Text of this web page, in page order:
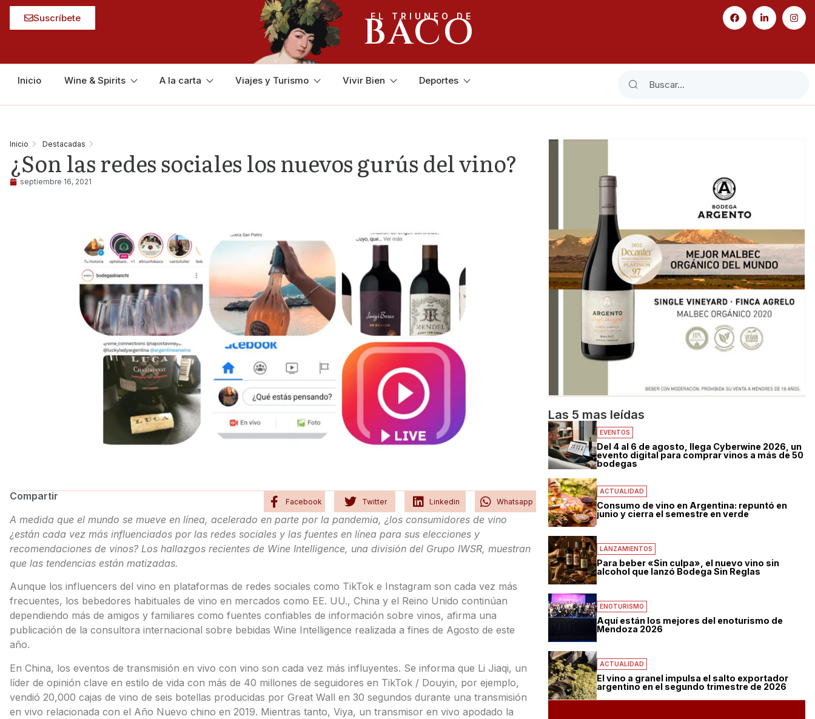
Suscríbete EL TRIUNFO DE
BACO
Inicio Wine & Spirits A la carta Viajes y Turismo Vivir Bien Deportes
Inicio Destacadas
¿Son las redes sociales los nuevos gurús del vino?
septiembre 16, 2021
Compartir Facebook Twitter Linkedin Whatsapp
A medida que el mundo se mueve en línea, acelerado en parte por la pandemia, ¿los consumidores de vino
¿están cada vez más influenciados por las redes sociales y las fuentes en línea para sus elecciones y
recomendaciones de vinos? Los hallazgos recientes de Wine Intelligence, una división del Grupo IWSR, muestran
que las tendencias están matizadas.
Aunque los influencers del vino en plataformas de redes sociales como TikTok e Instagram son cada vez más
frecuentes, los bebedores habituales de vino en mercados como EE. UU., China y el Reino Unido continúan
dependiendo más de amigos y familiares como fuentes confiables de información sobre vinos, afirma una
publicación de la consultora internacional sobre bebidas Wine Intelligence realizada a fines de Agosto de este
año.
En China, los eventos de transmisión en vivo con vino son cada vez más influyentes. Se informa que Li Jiaqi, un
líder de opinión clave en estilo de vida con más de 40 millones de seguidores en TikTok / Douyin, por ejemplo,
vendió 20,000 cajas de vino de seis botellas producidas por Great Wall en 30 segundos durante una transmisión
en vivo relacionada con el Año Nuevo chino en 2019. Mientras tanto, Viya, un transmisor en vivo apodado la
Las 5 mas leídas
EVENTOS
Del 4 al 6 de agosto, llega Cyberwine 2026, un
evento digital para comprar vinos a más de 50
bodegas
ACTUALIDAD
Consumo de vino en Argentina: repuntó en
junio y cierra el semestre en verde
LANZAMIENTOS
Para beber «Sin culpa», el nuevo vino sin
alcohol que lanzó Bodega Sin Reglas
ENOTURISMO
Aquí están los mejores del enoturismo de
Mendoza 2026
ACTUALIDAD
El vino a granel impulsa el salto exportador
argentino en el segundo trimestre de 2026